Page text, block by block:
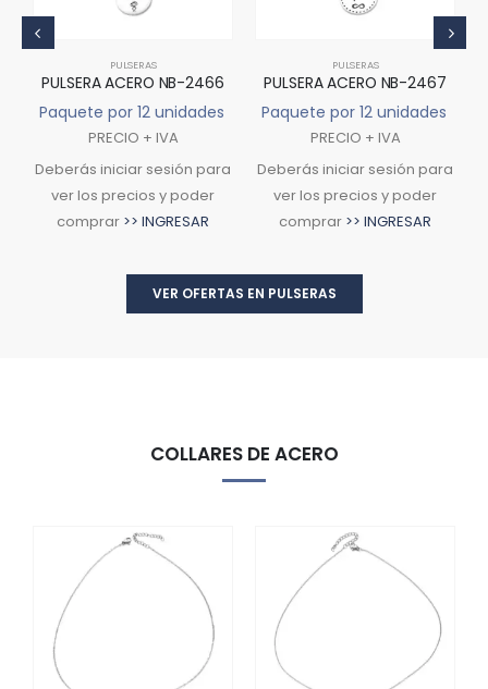
PULSERAS
PULSERA ACERO NB-2466
Paquete por 12 unidades
PRECIO + IVA
Deberás iniciar sesión para
ver los precios y poder
comprar >> INGRESAR
PULSERAS
PULSERA ACERO NB-2467
Paquete por 12 unidades
PRECIO + IVA
Deberás iniciar sesión para
ver los precios y poder
comprar >> INGRESAR
VER OFERTAS EN PULSERAS
COLLARES DE ACERO